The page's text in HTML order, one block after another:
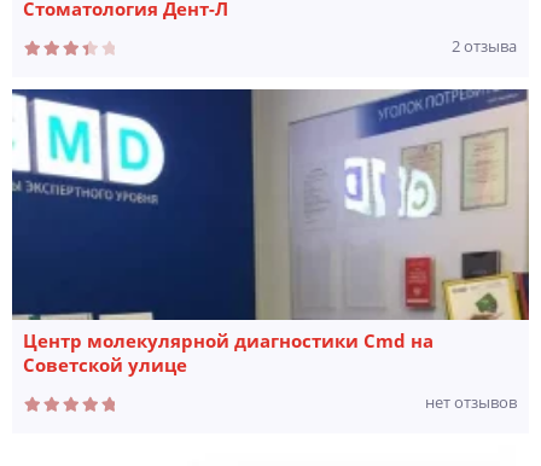
Стоматология Дент-Л
2 отзыва
Центр молекулярной диагностики Cmd на
Советской улице
нет отзывов